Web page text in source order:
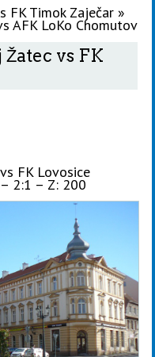
FK Timok Zaječar »
AFK LoKo Chomutov
Žatec vs FK
FK Lovosice
2:1 – Z: 200